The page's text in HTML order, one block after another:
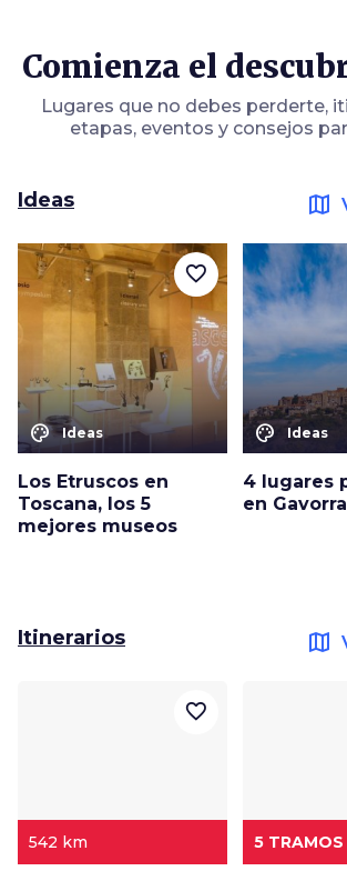
Comienza el
Lugares que no debes perderte,
etapas, eventos y consejos
Ideas map
color_lens Ideas
Los Etruscos en
Toscana, los 5
mejores museos
favorite_border
color_lens Ideas
4 lugares
en
Itinerarios map
542 km
favorite_border
5 TRAMOS